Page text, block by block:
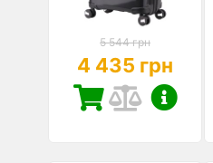
5 544 грн
4 435 грн